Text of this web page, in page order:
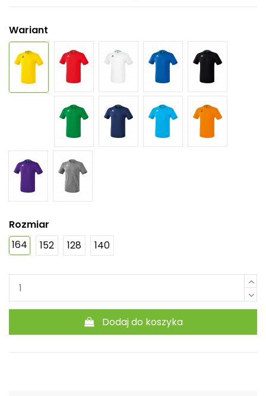
Wariant
Rozmiar
164
152 128 140
Dodaj do koszyka